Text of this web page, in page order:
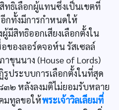
ทธิเลือกผู้แทนซึ่งเป็นเขตที่
กทั้งมีการกำหนดให้
สิทธิออกเสียงเลือกตั้งใน
ของลอร์ดจอห์น รัสเซลล์
ขุนนาง (House of Lords)
ประบบการเลือกตั้งในที่สุด
๒ หลังลงมติไม่ยอมรับหลาย
มทูลขอให้พระเจ้าวิลเลียมที่